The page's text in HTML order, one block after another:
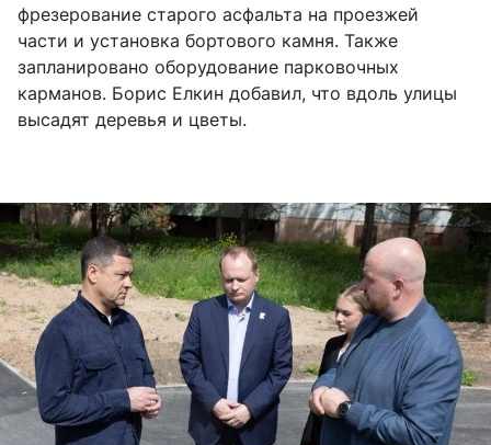
фрезерование старого асфальта на проезжей
части и установка бортового камня. Также
запланировано оборудование парковочных
карманов. Борис Елкин добавил, что вдоль улицы
высадят деревья и цветы.